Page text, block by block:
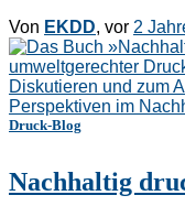
Von EKDD, vor 2
Druck-Blog
Nachhaltig